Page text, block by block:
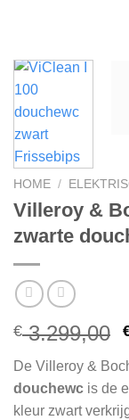
HOME /
Villeroy &
zwarte
€3.299,00
De Villeroy &
douchewc is de
kleur zwart